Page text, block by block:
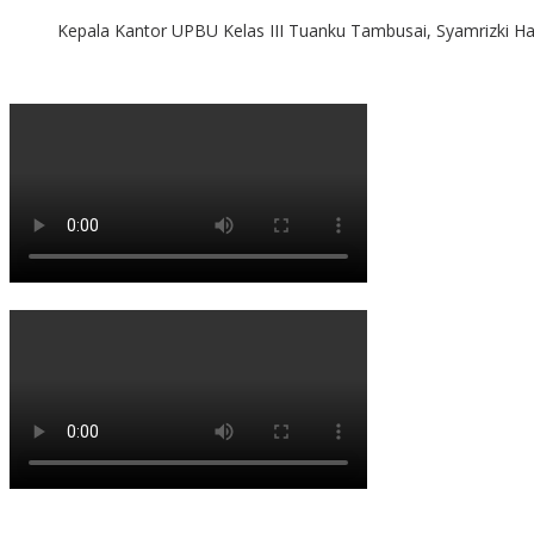
Kepala Kantor UPBU Kelas III Tuanku Tambusai, Syamrizki